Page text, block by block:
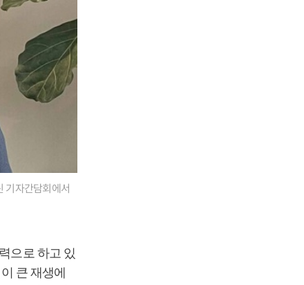
기자간담회에서
으로 하고 있
큰 재생에